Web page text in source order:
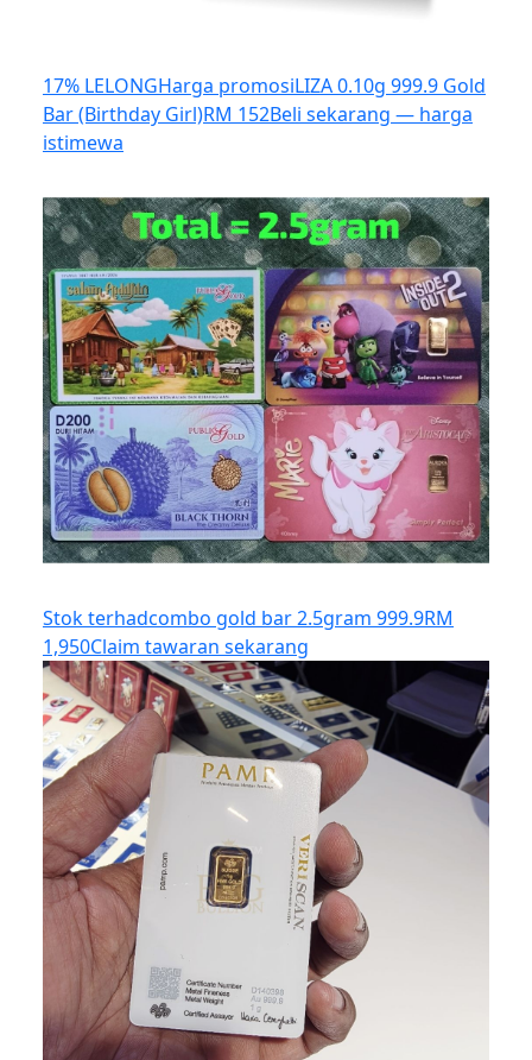
17% LELONGHarga promosiLIZA 0.10g 999.9 Gold
Bar (Birthday Girl)RM 152Beli sekarang — harga
istimewa
Stok terhadcombo gold bar 2.5gram 999.9RM
1,950Claim tawaran sekarang